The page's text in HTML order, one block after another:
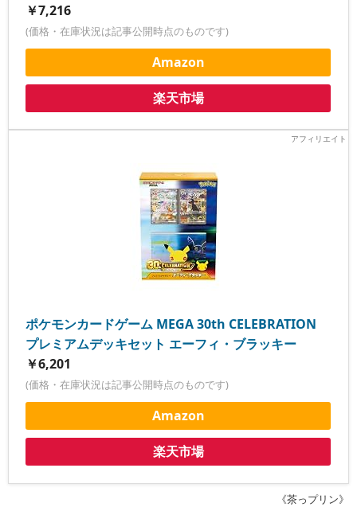
￥7,216
(価格・在庫状況は記事公開時点のものです)
Amazon
楽天市場
ポケモンカードゲーム MEGA 30th CELEBRATION
プレミアムデッキセット エーフィ・ブラッキー
￥6,201
(価格・在庫状況は記事公開時点のものです)
Amazon
楽天市場
《茶っプリン》